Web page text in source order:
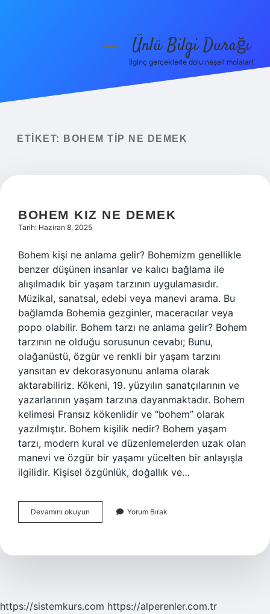
Yasal Uyarı
menüyüÜnlü Bilgi Durağı
İlginç gerçeklerle dolu neşeli molalar!
ETIKET: BOHEM TIP NE DEMEK
BOHEM KIZ NE DEMEK
Tarih: Haziran 8, 2025
Bohem kişi ne anlama gelir? Bohemizm genellikle
benzer düşünen insanlar ve kalıcı bağlama ile
alışılmadık bir yaşam tarzının uygulamasıdır.
Müzikal, sanatsal, edebi veya manevi arama. Bu
bağlamda Bohemia gezginler, maceracılar veya
popo olabilir. Bohem tarzı ne anlama gelir? Bohem
tarzının ne olduğu sorusunun cevabı; Bunu,
olağanüstü, özgür ve renkli bir yaşam tarzını
yansıtan ev dekorasyonunu anlama olarak
aktarabiliriz. Kökeni, 19. yüzyılın sanatçılarının ve
yazarlarının yaşam tarzına dayanmaktadır. Bohem
kelimesi Fransız kökenlidir ve “bohem” olarak
yazılmıştır. Bohem kişilik nedir? Bohem yaşam
tarzı, modern kural ve düzenlemelerden uzak olan
manevi ve özgür bir yaşamı yücelten bir anlayışla
ilgilidir. Kişisel özgünlük, doğallık ve…
Devamını okuyun
Kız
Yorum Bırak
https://sistemkurs.com https://alperenler.com.tr